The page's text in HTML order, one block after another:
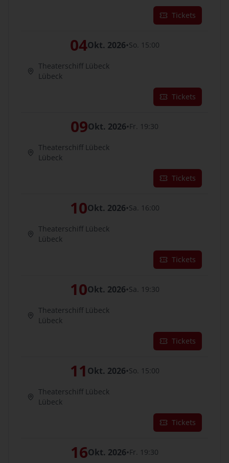
Tickets
04Okt. 2026•So. 15:00
Theaterschiff Lübeck
Lübeck
Tickets
09Okt. 2026• Fr. 19:30
Theaterschiff Lübeck
Lübeck
Tickets
10Okt. 2026•Sa. 16:00
Theaterschiff Lübeck
Lübeck
Tickets
10Okt. 2026•Sa. 19:30
Theaterschiff Lübeck
Lübeck
Tickets
11 Okt. 2026•So. 15:00
Theaterschiff Lübeck
Lübeck
Tickets
16Okt. 2026• Fr. 19:30